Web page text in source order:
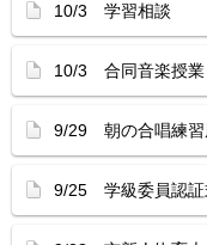
10/3 学習相談
10/3 合同音楽授業
9/29 朝の合唱練習
9/25 学級委員認証